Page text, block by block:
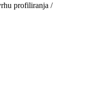
profiliranja /